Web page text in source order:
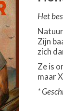
Het
Zijn
zich
Ze is
maar
*